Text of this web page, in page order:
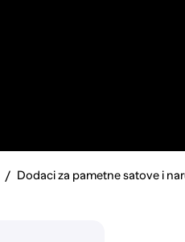
Dodaci za pametne satove i